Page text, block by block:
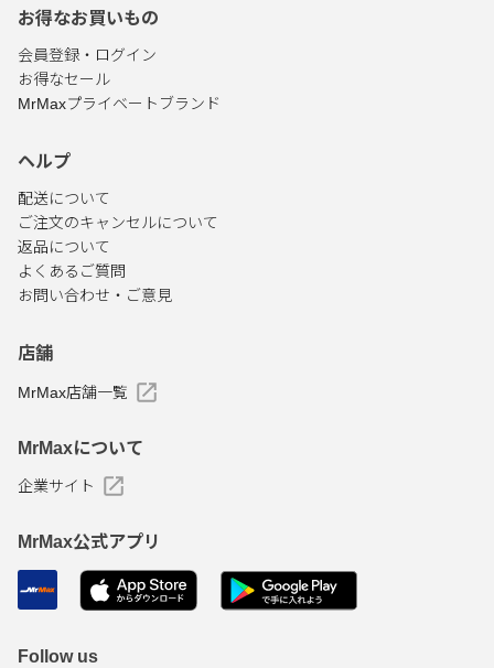
お得なお買いもの
会員登録・ログイン
お得なセール
MrMaxプライベートブランド
ヘルプ
配送について
ご注文のキャンセルについて
返品について
よくあるご質問
お問い合わせ・ご意見
店舗
MrMax店舗一覧
MrMaxについて
企業サイト
MrMax公式アプリ
Follow us